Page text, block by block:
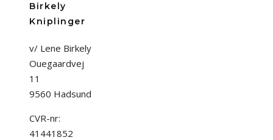
Birkely
Kniplinger
v/ Lene Birkely
Ouegaardvej
11
9560 Hadsund
CVR-nr:
41441852